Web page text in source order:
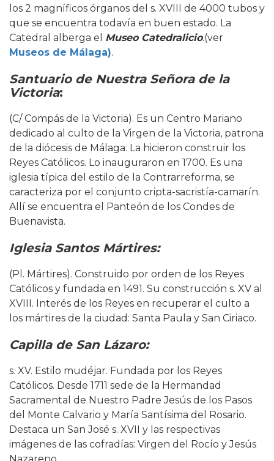
los 2 magníficos órganos del s. XVIII de 4000 tubos y
que se encuentra todavía en buen estado. La
Catedral alberga el Museo Catedralicio.(ver
Museos de Málaga).
Santuario de Nuestra Señora de la
Victoria:
(C/ Compás de la Victoria). Es un Centro Mariano
dedicado al culto de la Virgen de la Victoria, patrona
de la diócesis de Málaga. La hicieron construir los
Reyes Católicos. Lo inauguraron en 1700. Es una
iglesia típica del estilo de la Contrarreforma, se
caracteriza por el conjunto cripta-sacristía-camarín.
Allí se encuentra el Panteón de los Condes de
Buenavista.
Iglesia Santos Mártires:
(Pl. Mártires). Construido por orden de los Reyes
Católicos y fundada en 1491. Su construcción s. XV al
XVIII. Interés de los Reyes en recuperar el culto a
los mártires de la ciudad: Santa Paula y San Ciriaco.
Capilla de San Lázaro:
s. XV. Estilo mudéjar. Fundada por los Reyes
Católicos. Desde 1711 sede de la Hermandad
Sacramental de Nuestro Padre Jesús de los Pasos
del Monte Calvario y María Santísima del Rosario.
Destaca un San José s. XVII y las respectivas
imágenes de las cofradías: Virgen del Rocío y Jesús